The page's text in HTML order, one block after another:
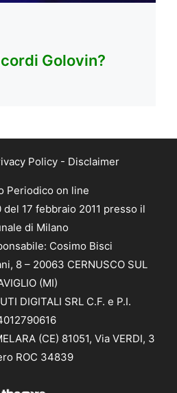
Golovin?
Policy- Disclaimer
Periodico on line
del 17 febbraio 2011 presso il
di Milano
Cosimo Bisci
8 – 20063 CERNUSCO SUL
(MI)
DIGITALI SRL C.F. e P.I.
(CE) 81051, Via VERDI, 3
ROC 34839